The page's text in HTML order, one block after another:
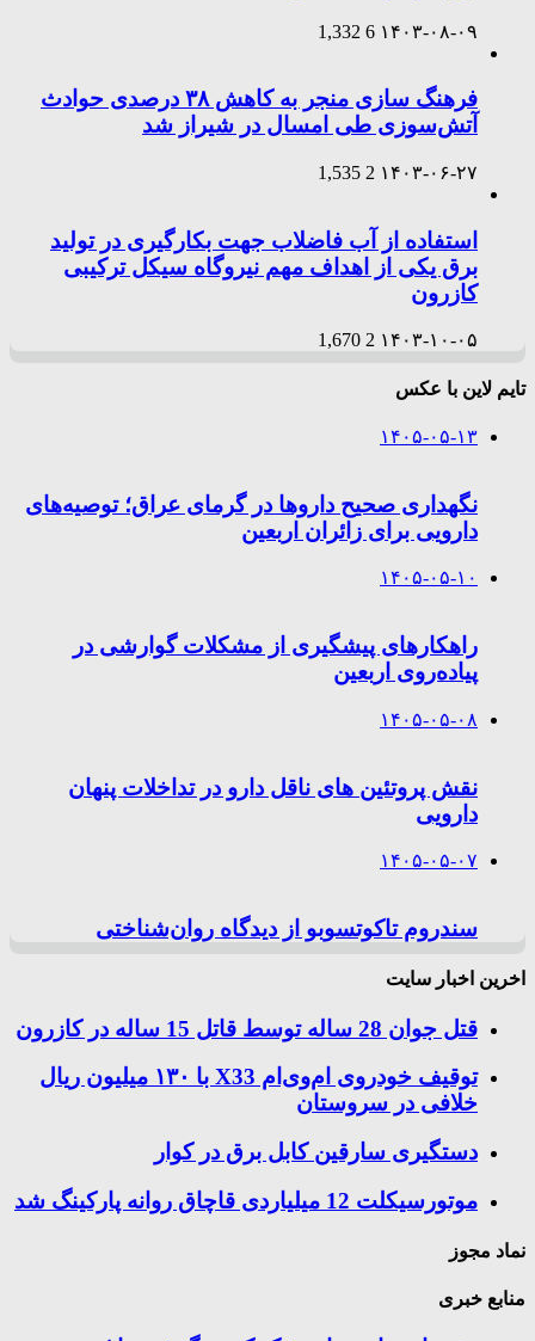
۱۴۰۳-۰۸-۰۹ 6
1,332
فرهنگ سازی منجر به کاهش ۳۸ درصدی حوادث
آتش‌سوزی طی امسال در شیراز شد
۱۴۰۳-۰۶-۲۷ 2
1,535
استفاده از آب فاضلاب جهت بکارگیری در تولید
برق یکی از اهداف مهم نیروگاه سیکل ترکیبی
کازرون
۱۴۰۳-۱۰-۰۵ 2
1,670
تایم لاین با عکس
۱۴۰۵-۰۵-۱۳
نگهداری صحیح داروها در گرمای عراق؛ توصیه‌های
دارویی برای زائران اربعین
۱۴۰۵-۰۵-۱۰
راهکارهای پیشگیری از مشکلات گوارشی در
پیاده‌روی اربعین
۱۴۰۵-۰۵-۰۸
نقش پروتئین های ناقل دارو در تداخلات پنهان
دارویی
۱۴۰۵-۰۵-۰۷
سندروم تاکوتسوبو از دیدگاه روان‌شناختی
اخرین اخبار سایت
قتل جوان 28 ساله توسط قاتل 15 ساله در کازرون
توقیف خودروی ام‌وی‌ام X33 با ۱۳۰ میلیون ریال
خلافی در سروستان
دستگیری سارقین کابل برق در کوار
موتورسيكلت 12 ميلياردی قاچاق روانه پاركينگ شد
نماد مجوز
منابع خبری